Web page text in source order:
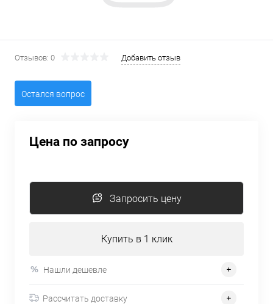
Отзывов: 0 Добавить отзыв
Остался вопрос
Цена по запросу
Запросить цену
Купить в 1 клик
Нашли дешевле
Рассчитать доставку